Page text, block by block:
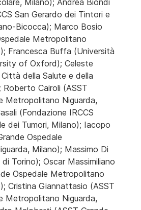
Milano); Andrea Biondi
San Gerardo dei Tintori e
Bicocca); Marco Bosio
Metropolitano
Francesca Buffa (Università
of Oxford); Celeste
della Salute e della
Roberto Cairoli (ASST
Metropolitano Niguarda,
(Fondazione IRCCS
dei Tumori, Milano); Iacopo
Ospedale
Milano); Massimo Di
Torino); Oscar Massimiliano
Ospedale Metropolitano
Cristina Giannattasio (ASST
Metropolitano Niguarda,